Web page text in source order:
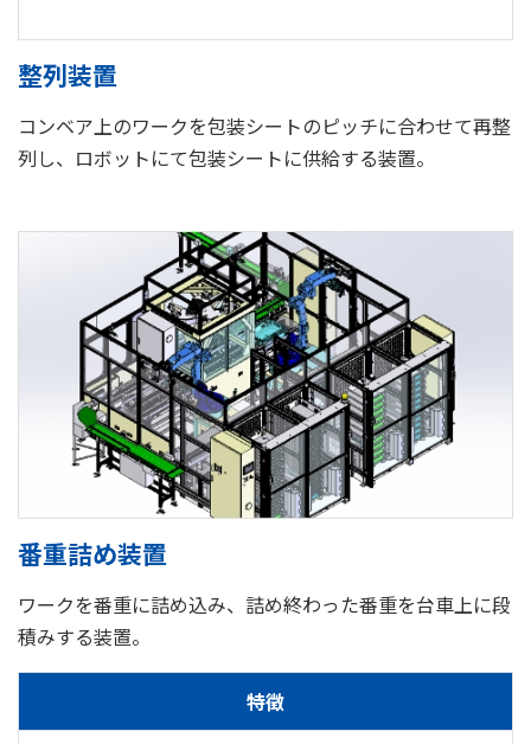
整列装置
コンベア上のワークを包装シートのピッチに合わせて再整
列し、ロボットにて包装シートに供給する装置。
番重詰め装置
ワークを番重に詰め込み、詰め終わった番重を台車上に段
積みする装置。
特徴